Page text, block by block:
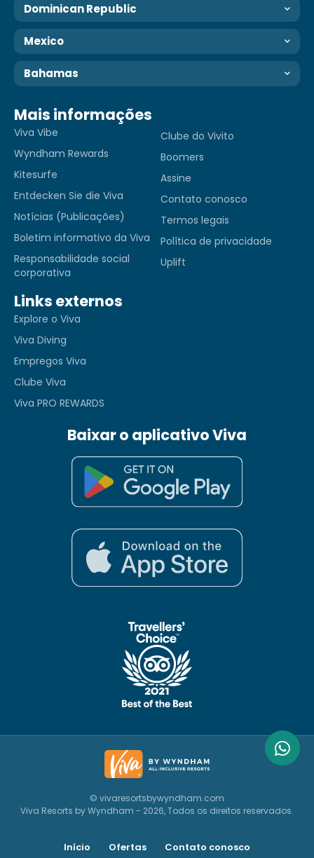
Dominican Republic
Mexico
Bahamas
Mais informações
Viva Vibe
Wyndham Rewards
Kitesurfe
Entdecken Sie die Viva
Notícias (Publicações)
Boletim informativo da Viva
Responsabilidade social
corporativa
Clube do Vivito
Boomers
Assine
Contato conosco
Termos legais
Política de privacidade
Uplift
Links externos
Explore o Viva
Viva Diving
Empregos Viva
Clube Viva
Viva PRO REWARDS
Baixar o aplicativo Viva
© vivaresortsbywyndham.com
Viva Resorts by Wyndham - 2026, Todos os direitos reservados.
Início Ofertas Contato conosco